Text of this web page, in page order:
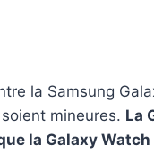
la Samsung
mineures. La
la Galaxy